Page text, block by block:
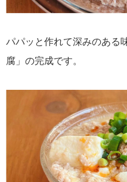
パパッと作れて深みのある
腐」の完成です。